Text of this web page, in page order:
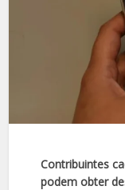
Contribuintes
podem obter